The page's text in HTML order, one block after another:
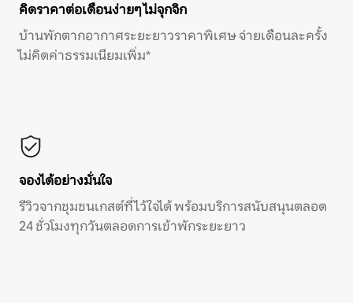
คิดราคาต่อเดือนง่ายๆ ไม่จุกจิก
บ้านพักตากอากาศระยะยาวราคาพิเศษ จ่ายเดือนละครั้ง
ไม่คิดค่าธรรมเนียมเพิ่ม*
จองได้อย่างมั่นใจ
รีวิวจากชุมชนเกสต์ที่ไว้ใจได้ พร้อมบริการสนับสนุนตลอด
24 ชั่วโมงทุกวันตลอดการเข้าพักระยะยาว